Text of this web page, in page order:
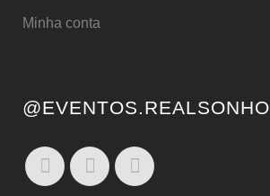
Minha conta
@EVENTOS.REALSONHO